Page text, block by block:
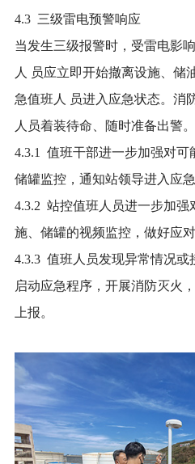
4.3 三级雷电预警响应
当发生三级报警时，受雷电影
人 员应立即开始撤离设施、储
急值班人 员进入应急状态。消
人员着装待命、随时准备出警。
4.3.1 值班干部进一步加强对可
储罐监控，通知站领导进入应急
4.3.2 站控值班人员进一步加
施、储罐的视频监控，做好应
4.3.3 值班人员发现异常情况或
启动应急程序，开展消防灭火
上报。